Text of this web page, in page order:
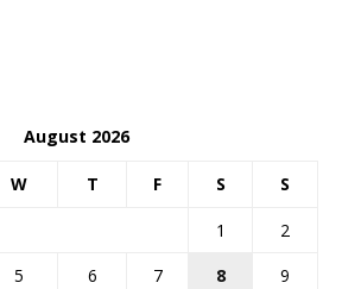
August 2026
W T F S S
1
2
5 6 7 8
9